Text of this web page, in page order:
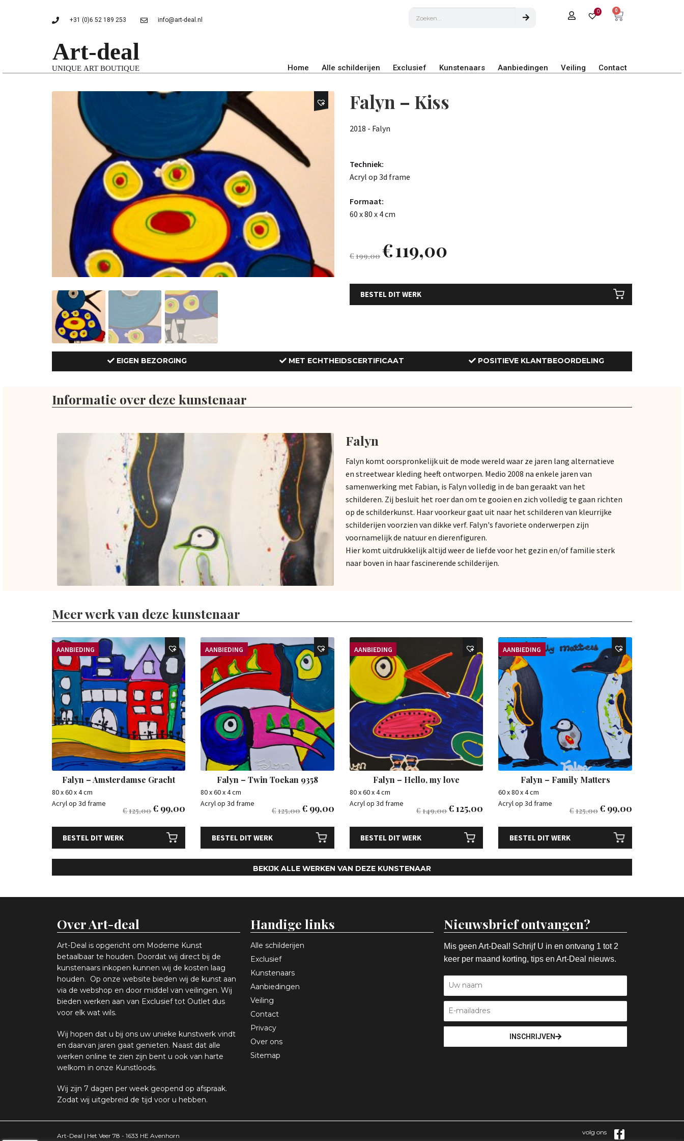
+31 (0)6 52 189 253 info@art-deal.nl
0 0
Home Alle schilderijen Exclusief Kunstenaars Aanbiedingen Veiling Contact
Falyn – Kiss
2018 - Falyn
Techniek:
Acryl op 3d frame
Formaat:
60 x 80 x 4 cm
€199,00 €119,00
BESTEL DIT WERK
EIGEN BEZORGING MET ECHTHEIDSCERTIFICAAT POSITIEVE KLANTBEOORDELING
Informatie over deze kunstenaar
Falyn
Falyn komt oorspronkelijk uit de mode wereld waar ze jaren lang alternatieve
en streetwear kleding heeft ontworpen. Medio 2008 na enkele jaren van
samenwerking met Fabian, is Falyn volledig in de ban geraakt van het
schilderen. Zij besluit het roer dan om te gooien en zich volledig te gaan richten
op de schilderkunst. Haar voorkeur gaat uit naar het schilderen van kleurrijke
schilderijen voorzien van dikke verf. Falyn's favoriete onderwerpen zijn
voornamelijk de natuur en dierenfiguren.
Hier komt uitdrukkelijk altijd weer de liefde voor het gezin en/of familie sterk
naar boven in haar fascinerende schilderijen.
Meer werk van deze kunstenaar
AANBIEDING
Falyn – Amsterdamse Gracht
80 x 60 x 4 cm
Acryl op 3d frame
€125,00€ 99,00
BESTEL DIT WERK
AANBIEDING
Falyn – Twin Toekan 9358
80 x 60 x 4 cm
Acryl op 3d frame
€125,00€ 99,00
BESTEL DIT WERK
AANBIEDING
Falyn – Hello, my love
80 x 60 x 4 cm
Acryl op 3d frame
€149,00€125,00
BESTEL DIT WERK
AANBIEDING
Falyn – Family Matters
60 x 80 x 4 cm
Acryl op 3d frame
€125,00€ 99,00
BESTEL DIT WERK
BEKIJK ALLE WERKEN VAN DEZE KUNSTENAAR
Over Art-deal
Art-Deal is opgericht om Moderne Kunst
betaalbaar te houden. Doordat wij direct bij de
kunstenaars inkopen kunnen wij de kosten laag
houden. Op onze website bieden wij de kunst aan
via de webshop en door middel van veilingen. Wij
bieden werken aan van Exclusief tot Outlet dus
voor elk wat wils.
Wij hopen dat u bij ons uw unieke kunstwerk vindt
en daarvan jaren gaat genieten. Naast dat alle
werken online te zien zijn bent u ook van harte
welkom in onze Kunstloods.
Wij zijn 7 dagen per week geopend op afspraak.
Zodat wij uitgebreid de tijd voor u hebben.
Handige links
Alle schilderijen
Exclusief
Kunstenaars
Aanbiedingen
Veiling
Contact
Privacy
Over ons
Sitemap
Nieuwsbrief ontvangen?
Mis geen Art-Deal! Schrijf U in en ontvang 1 tot 2
keer per maand korting, tips en Art-Deal nieuws.
INSCHRIJVEN
Art-Deal | Het Veer 78 - 1633 HE Avenhorn volg ons